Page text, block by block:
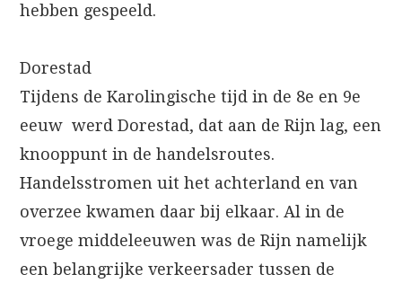
hebben gespeeld.
Dorestad
Tijdens de Karolingische tijd in de 8e en 9e
eeuw werd Dorestad, dat aan de Rijn lag, een
knooppunt in de handelsroutes.
Handelsstromen uit het achterland en van
overzee kwamen daar bij elkaar. Al in de
vroege middeleeuwen was de Rijn namelijk
een belangrijke verkeersader tussen de